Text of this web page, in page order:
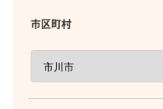
市区町村